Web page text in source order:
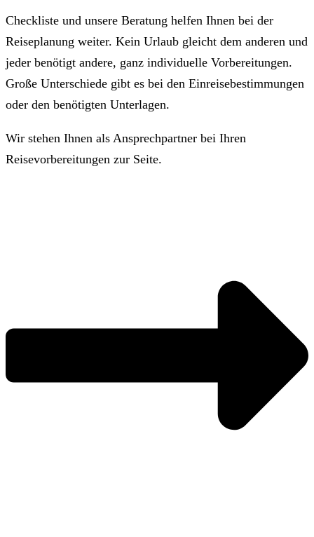
Checkliste und unsere Beratung helfen Ihnen bei der
Reiseplanung weiter. Kein Urlaub gleicht dem anderen und
jeder benötigt andere, ganz individuelle Vorbereitungen.
Große Unterschiede gibt es bei den Einreisebestimmungen
oder den benötigten Unterlagen.
Wir stehen Ihnen als Ansprechpartner bei Ihren
Reisevorbereitungen zur Seite.